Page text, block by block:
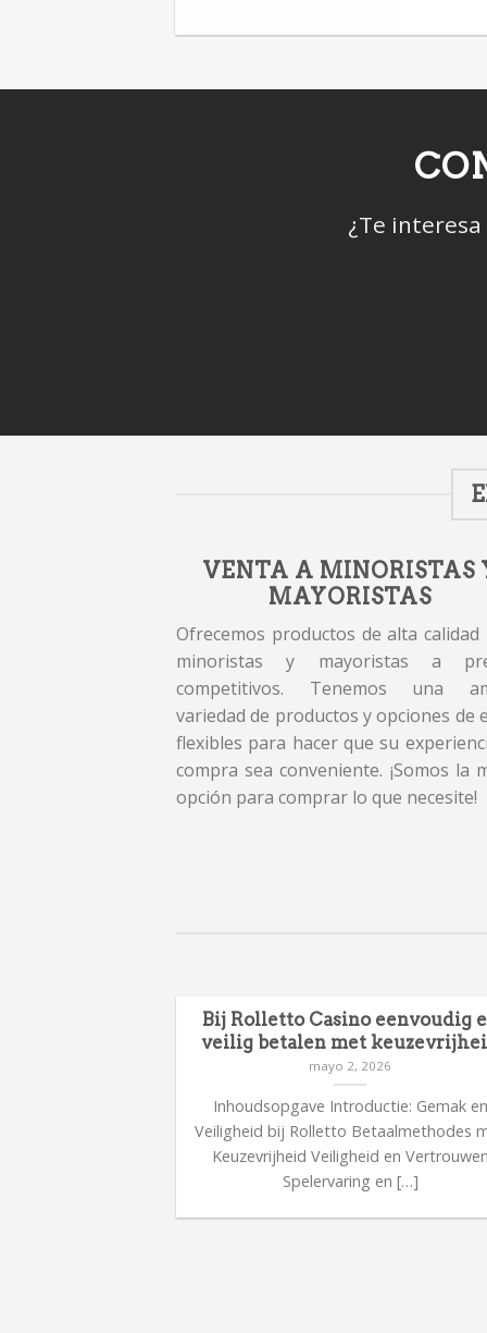
¿Te
VENTA A MINORISTAS
MAYORISTAS
Ofrecemos productos de alta calidad
minoristas y mayoristas a
competitivos. Tenemos una
variedad de productos y opciones de
flexibles para hacer que su
compra sea conveniente. ¡Somos la
opción para comprar lo que necesite!
Bij Rolletto Casino eenvoudig
veilig betalen met
mayo 2, 2026
Inhoudsopgave Introductie: Gemak en
Veiligheid bij Rolletto Betaalmethodes
Keuzevrijheid Veiligheid en
Spelervaring en […]